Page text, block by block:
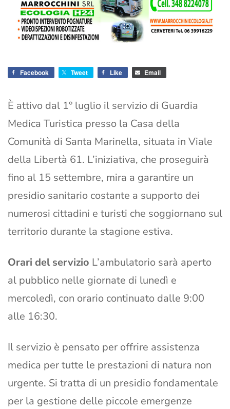
Facebook Tweet Like Email
È attivo dal 1° luglio il servizio di Guardia
Medica Turistica presso la Casa della
Comunità di Santa Marinella, situata in Viale
della Libertà 61. L’iniziativa, che proseguirà
fino al 15 settembre, mira a garantire un
presidio sanitario costante a supporto dei
numerosi cittadini e turisti che soggiornano sul
territorio durante la stagione estiva.
Orari del servizio L’ambulatorio sarà aperto
al pubblico nelle giornate di lunedì e
mercoledì, con orario continuato dalle 9:00
alle 16:30.
Il servizio è pensato per offrire assistenza
medica per tutte le prestazioni di natura non
urgente. Si tratta di un presidio fondamentale
per la gestione delle piccole emergenze